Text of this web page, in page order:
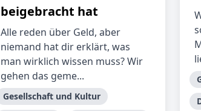
beigebracht hat
Alle reden über Geld, aber
niemand hat dir erklärt, was
man wirklich wissen muss? Wir
gehen das geme...
Gesellschaft und Kultur